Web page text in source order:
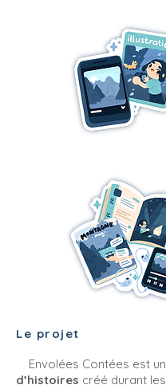
Le projet
Envolées Contées est un
d’histoires créé durant les